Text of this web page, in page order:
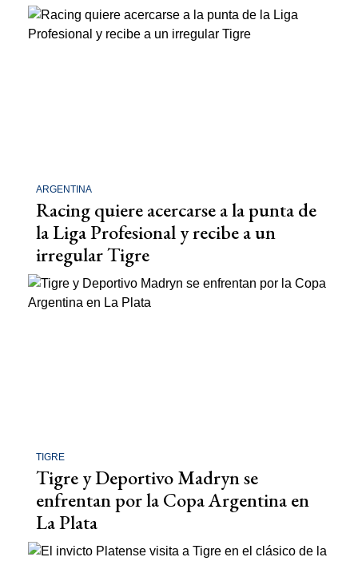
ARGENTINA
Racing quiere acercarse a la punta de
la Liga Profesional y recibe a un
irregular Tigre
TIGRE
Tigre y Deportivo Madryn se
enfrentan por la Copa Argentina en
La Plata